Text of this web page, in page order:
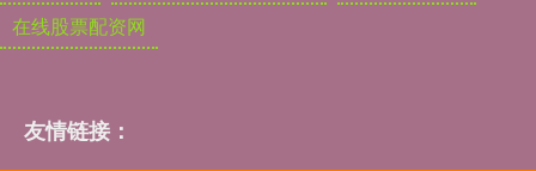
在线股票配资网
友情链接：